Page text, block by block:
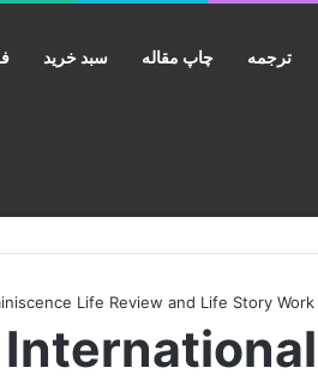
ترجمه چاپ مقاله سبد خرید
دانلود کتاب International